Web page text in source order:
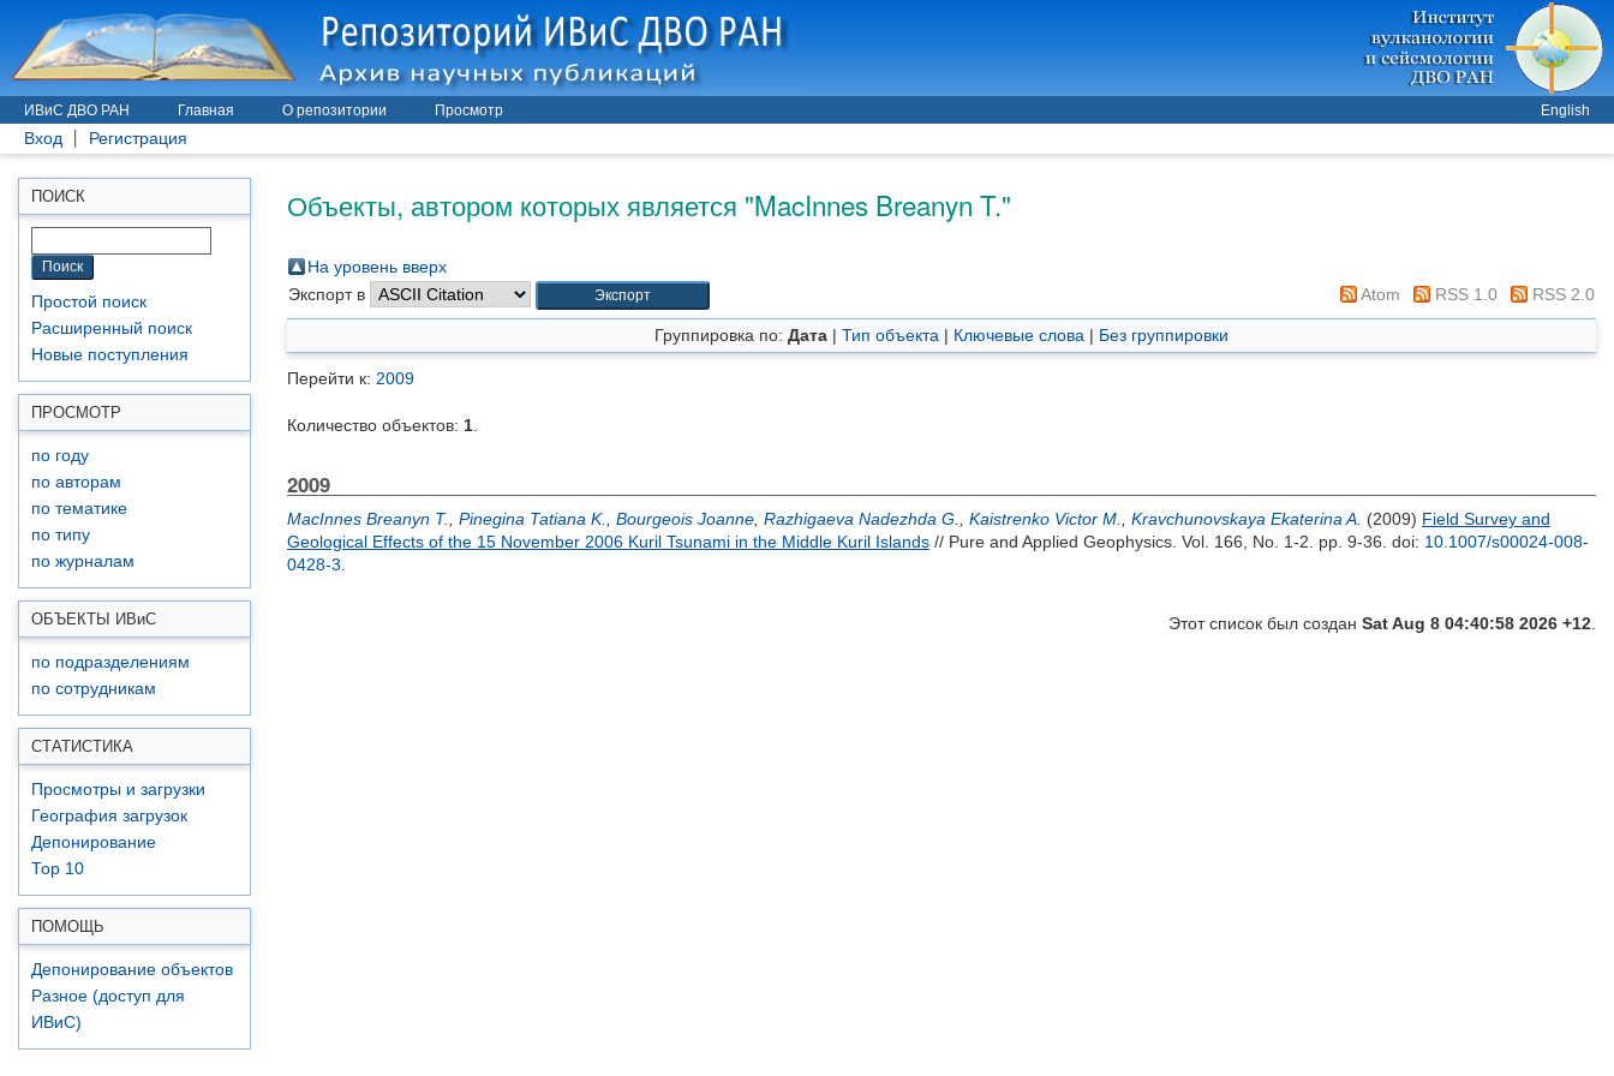
ИВиС ДВО РАН Главная О репозитории Просмотр English
Вход Регистрация
ПОИСК
Простой поиск
Расширенный поиск
Новые поступления
ПРОСМОТР
по году
по авторам
по тематике
по типу
по журналам
ОБЪЕКТЫ ИВиС
по подразделениям
по сотрудникам
СТАТИСТИКА
Просмотры и загрузки
География загрузок
Депонирование
Top 10
ПОМОЩЬ
Депонирование объектов
Разное (доступ для
ИВиС)
Объекты, автором которых является "MacInnes Breanyn T."
На уровень вверх
Экспорт в
Atom RSS 1.0 RSS 2.0
Группировка по: Дата | Тип объекта | Ключевые слова | Без группировки
Перейти к: 2009
Количество объектов: 1
2009
MacInnes Breanyn T. Pinegina Tatiana K. Bourgeois Joanne Razhigaeva Nadezhda G. Kaistrenko Victor M. Kravchunovskaya Ekaterina A. (2009) Field Survey and
Geological Effects of the 15 November 2006 Kuril Tsunami in the Middle Kuril Islands // Pure and Applied Geophysics. Vol. 166, No. 1-2. pp. 9-36. doi: 10.1007/s00024-008-
0428-3
Этот список был создан Sat Aug 8 04:40:58 2026 +12